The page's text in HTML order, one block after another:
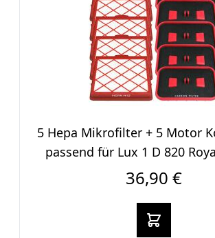
5 Hepa Mikrofilter + 5 Motor
passend für Lux 1 D 820
36,90 €
In den